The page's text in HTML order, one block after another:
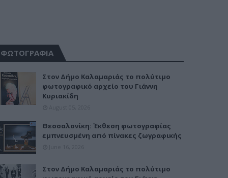
ΦΩΤΟΓΡΑΦΙΑ
Στον Δήμο Καλαμαριάς το πολύτιμο
φωτογραφικό αρχείο του Γιάννη
Κυριακίδη
Θεσσαλονίκη: Έκθεση φωτογραφίας
εμπνευσμένη από πίνακες ζωγραφικής
Στον Δήμο Καλαμαριάς το πολύτιμο